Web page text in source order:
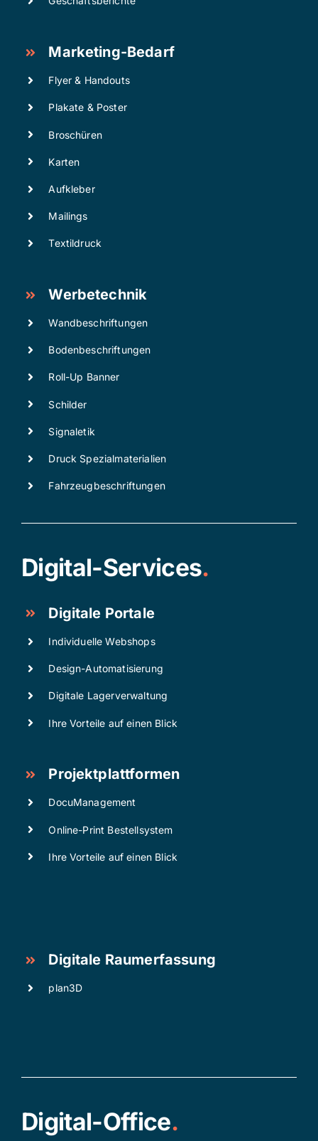
Marketing-Bedarf
Flyer & Handouts
Plakate & Poster
Broschüren
Karten
Aufkleber
Mailings
Textildruck
Werbetechnik
Wandbeschriftungen
Bodenbeschriftungen
Roll-Up Banner
Schilder
Signaletik
Druck Spezialmaterialien
Fahrzeugbeschriftungen
Digital-Services.
Digitale Portale
Individuelle Webshops
Design-Automatisierung
Digitale Lagerverwaltung
Ihre Vorteile auf einen Blick
Projektplattformen
DocuManagement
Online-Print Bestellsystem
Ihre Vorteile auf einen Blick
Digitale Raumerfassung
plan3D
Digital-Office.